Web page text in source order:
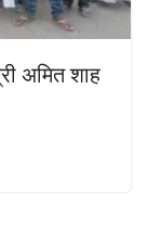
अमित शाह